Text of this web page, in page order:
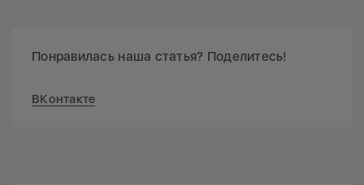
Понравилась наша статья? Поделитесь!
ВКонтакте